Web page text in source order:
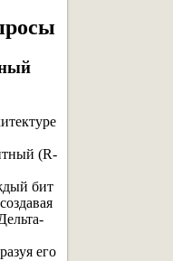
(R-
бит
его